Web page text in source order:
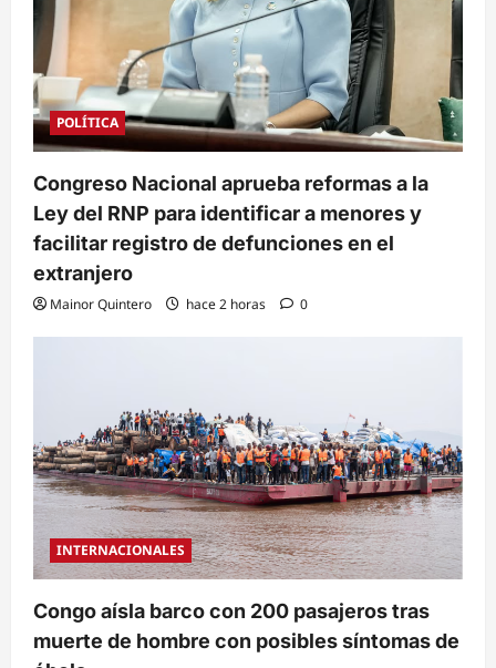
POLÍTICA
Congreso Nacional aprueba reformas a la
Ley del RNP para identificar a menores y
facilitar registro de defunciones en el
extranjero
Mainor Quintero hace 2 horas 0
INTERNACIONALES
Congo aísla barco con 200 pasajeros tras
muerte de hombre con posibles síntomas de